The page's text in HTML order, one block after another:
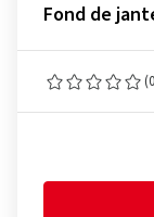
Fond de